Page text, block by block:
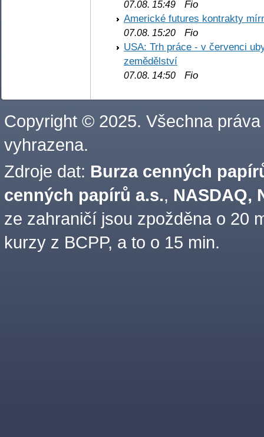
07.08. 15:49 Fio
Americké futures kontrakty
07.08. 15:20 Fio
USA: Trh práce - v červenci
zemědělství
07.08. 14:50 Fio
Copyright © 2025. Všechna práva
vyhrazena.
Zdroje dat: Burza cenných
cenných papírů a.s., NASDAQ,
ze zahraničí jsou zpožděna o 20
kurzy z BCPP, a to o 15 min.